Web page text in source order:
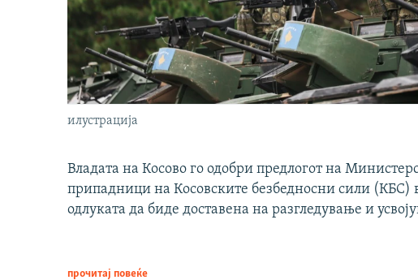
илустрација
Владата на Косово го одобри предлогот на
припадници на Косовските безбедносни сили (КБС)
одлуката да биде доставена на разгледување и
прочитај повеќе